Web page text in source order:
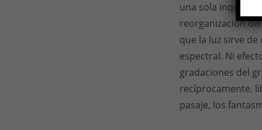
una sola
reorganización
que la luz sirve
espectral. Ni
gradaciones del
recíprocamente,
pasaje, los